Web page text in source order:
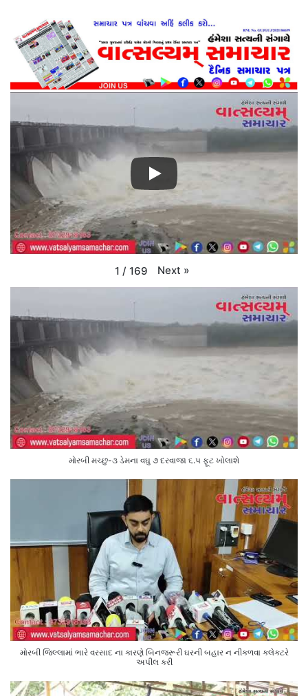
1 / 169 Next »
મોરબી મચ્છુ-૩ ડેમના વઘુ ૭ દરવાજા ૬.૫ ફૂટ ખોલાશે
મોરબી જિલ્લામાં ભારે વરસાદ ના કારણે બિનજરૂરી ઘરની બહાર ન નીકળવા કલેક્ટરે
અપીલ કરી